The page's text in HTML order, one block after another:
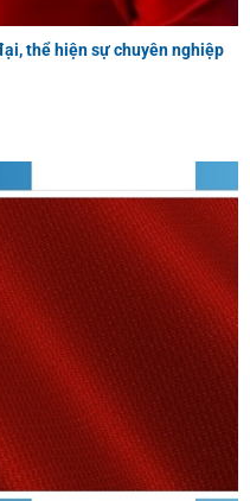
thể hiện sự chuyên nghiệp